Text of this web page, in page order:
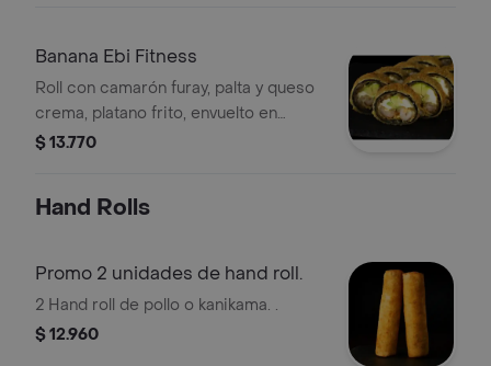
Banana Ebi Fitness
Roll con camarón furay, palta y queso
crema, platano frito, envuelto en
panko.
$ 13.770
Hand Rolls
Promo 2 unidades de hand roll.
2 Hand roll de pollo o kanikama. .
$ 12.960